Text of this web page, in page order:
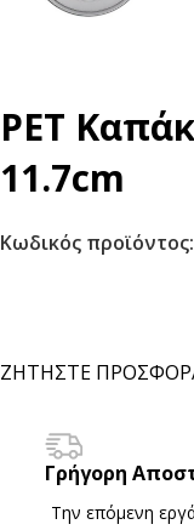
PET
11.7cm
Κωδικός προϊόντος:
ΖΗΤΗΣΤΕ
Γρήγορη
Την επόμενη